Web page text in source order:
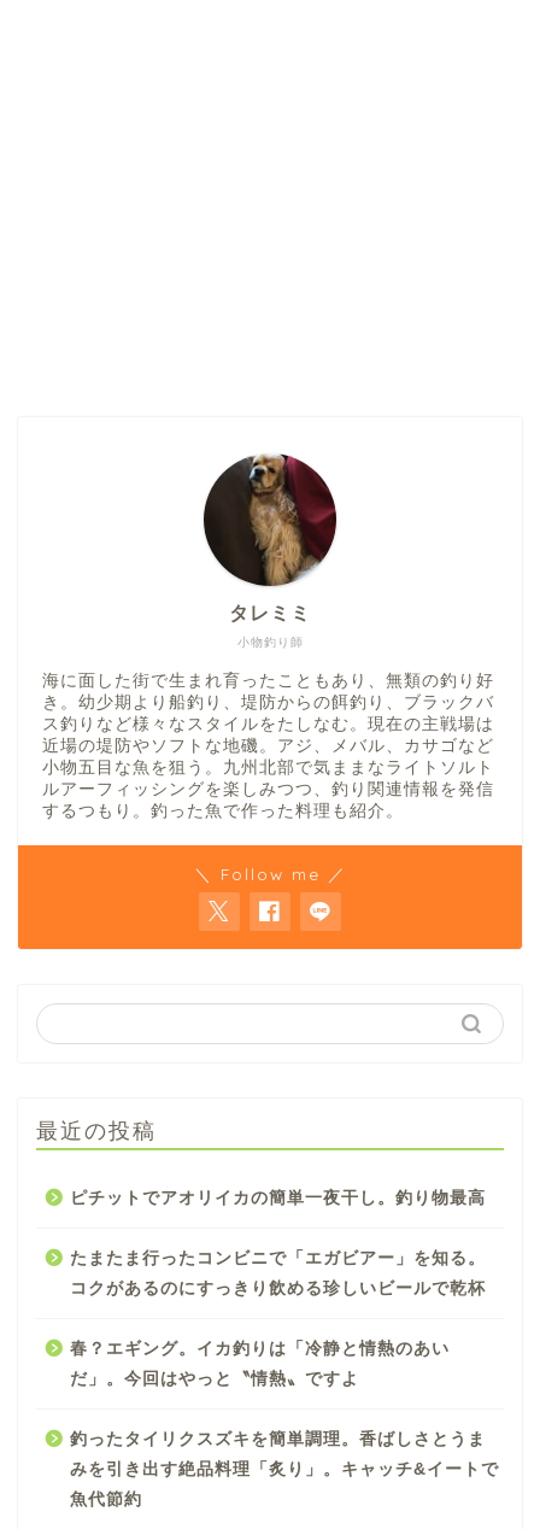
小物釣り師
タレミミ
海に面した街で生まれ育ったこともあり、無類の釣り好
き。幼少期より船釣り、堤防からの餌釣り、ブラックバ
ス釣りなど様々なスタイルをたしなむ。現在の主戦場は
近場の堤防やソフトな地磯。アジ、メバル、カサゴなど
小物五目な魚を狙う。九州北部で気ままなライトソルト
ルアーフィッシングを楽しみつつ、釣り関連情報を発信
するつもり。釣った魚で作った料理も紹介。
＼ Follow me ／
最近の投稿
ピチットでアオリイカの簡単一夜干し。釣り物最高
たまたま行ったコンビニで「エガビアー」を知る。
コクがあるのにすっきり飲める珍しいビールで乾杯
春？エギング。イカ釣りは「冷静と情熱のあい
だ」。今回はやっと〝情熱〟ですよ
釣ったタイリクスズキを簡単調理。香ばしさとうま
みを引き出す絶品料理「炙り」。キャッチ&イートで
魚代節約